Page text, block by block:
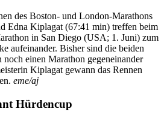
des Boston- und London-Marathons
Edna Kiplagat (67:41 min) treffen beim
in San Diego (USA; 1. Juni) zum
aufeinander. Bisher sind die beiden
einen Marathon gegeneinander
Kiplagat gewann das Rennen
eme/aj
Hürdencup